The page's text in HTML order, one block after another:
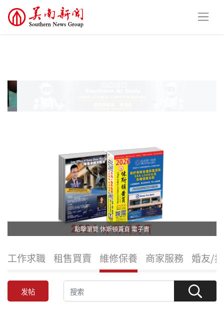
點擊瀏覽 休斯頓黃頁 電子書
工作求職 租售買賣 維修保養 商家服務 婚友/
发帖